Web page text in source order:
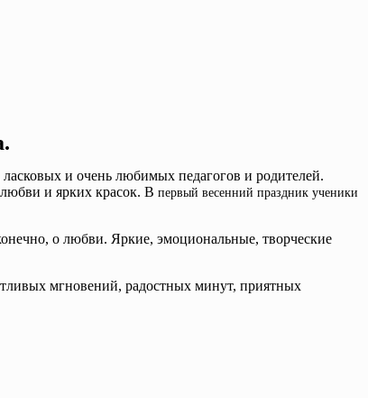
и очень любимых педагогов и родителей.
и ярких красок. В первый весенний праздник ученики
о любви. Яркие, эмоциональные, творческие
мгновений, радостных минут, приятных